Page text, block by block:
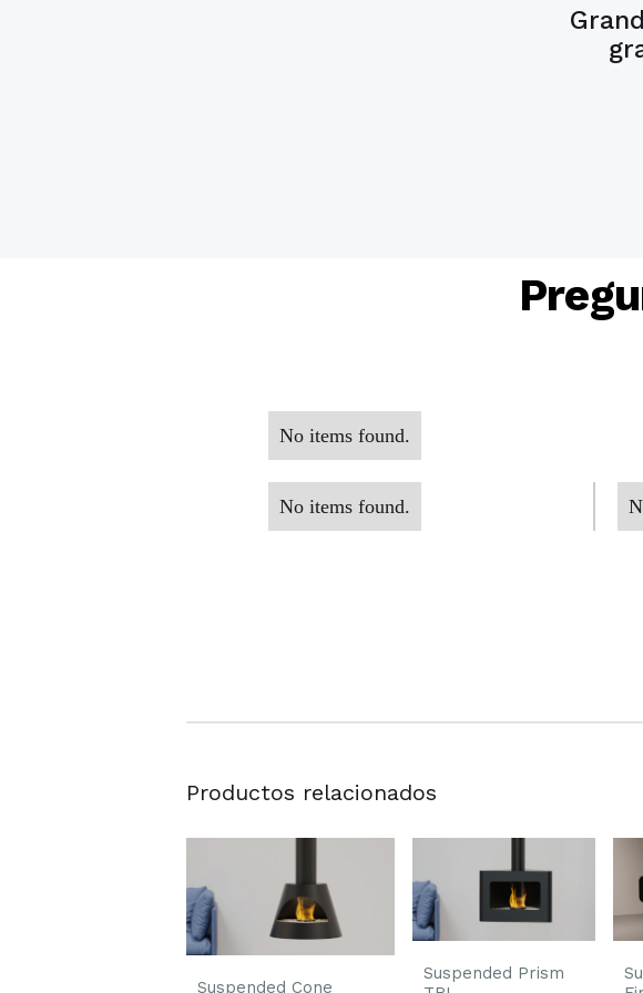
No items found.
No items found.
Productos relacionados
Suspended Cone
Suspended Prism